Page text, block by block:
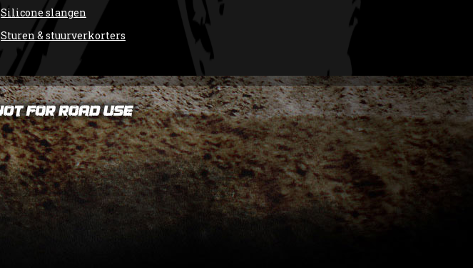
Silicone slangen
Sturen & stuurverkorters